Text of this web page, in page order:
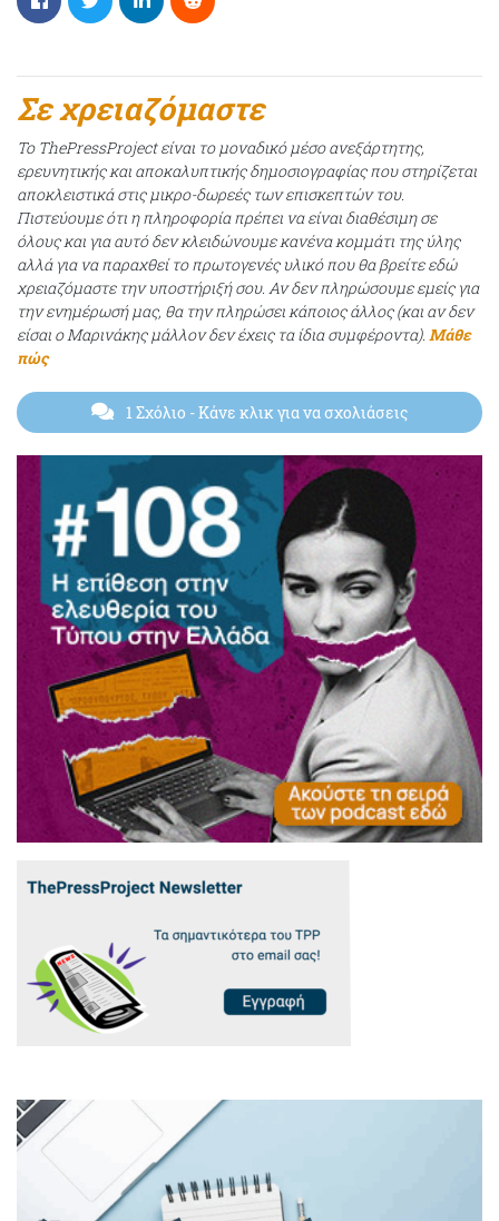
Σε χρειαζόμαστε
Το ThePressProject είναι το μοναδικό μέσο ανεξάρτητης,
ερευνητικής και αποκαλυπτικής δημοσιογραφίας που στηρίζεται
αποκλειστικά στις μικρο-δωρεές των επισκεπτών του.
Πιστεύουμε ότι η πληροφορία πρέπει να είναι διαθέσιμη σε
όλους και για αυτό δεν κλειδώνουμε κανένα κομμάτι της ύλης
αλλά για να παραχθεί το πρωτογενές υλικό που θα βρείτε εδώ
χρειαζόμαστε την υποστήριξή σου. Αν δεν πληρώσουμε εμείς για
την ενημέρωσή μας, θα την πληρώσει κάποιος άλλος (και αν δεν
είσαι ο Μαρινάκης μάλλον δεν έχεις τα ίδια συμφέροντα). Μάθε
πώς
1 Σχόλιο - Κάνε κλικ για να σχολιάσεις